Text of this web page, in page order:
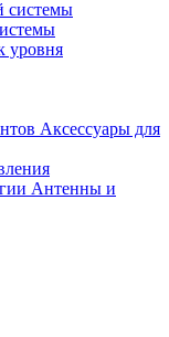
уровня
Аксессуары для
Антенны и